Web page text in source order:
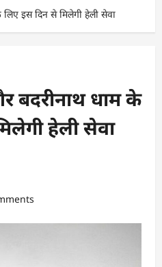
इस दिन से मिलेगी हेली सेवा
बदरीनाथ धाम के
हेली सेवा